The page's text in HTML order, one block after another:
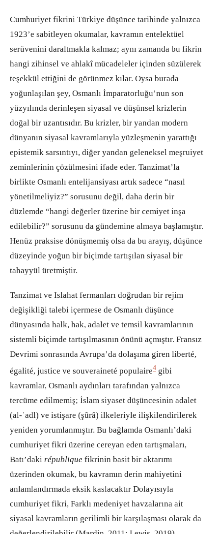
Cumhuriyet fikrini Türkiye düşünce tarihinde yalnızca
1923’e sabitleyen okumalar, kavramın entelektüel
serüvenini daraltmakla kalmaz; aynı zamanda bu fikrin
hangi zihinsel ve ahlakî mücadeleler içinden süzülerek
teşekkül ettiğini de görünmez kılar. Oysa burada
yoğunlaşılan şey, Osmanlı İmparatorluğu’nun son
yüzyılında derinleşen siyasal ve düşünsel krizlerin
doğal bir uzantısıdır. Bu krizler, bir yandan modern
dünyanın siyasal kavramlarıyla yüzleşmenin yarattığı
epistemik sarsıntıyı, diğer yandan geleneksel meşruiyet
zeminlerinin çözülmesini ifade eder. Tanzimat’la
birlikte Osmanlı entelijansiyası artık sadece “nasıl
yönetilmeliyiz?” sorusunu değil, daha derin bir
düzlemde “hangi değerler üzerine bir cemiyet inşa
edilebilir?” sorusunu da gündemine almaya başlamıştır.
Henüz praksise dönüşmemiş olsa da bu arayış, düşünce
düzeyinde yoğun bir biçimde tartışılan siyasal bir
tahayyül üretmiştir.
Tanzimat ve Islahat fermanları doğrudan bir rejim
değişikliği talebi içermese de Osmanlı düşünce
dünyasında halk, hak, adalet ve temsil kavramlarının
sistemli biçimde tartışılmasının önünü açmıştır. Fransız
Devrimi sonrasında Avrupa’da dolaşıma giren liberté,
égalité, justice ve souveraineté populaire4 gibi
kavramlar, Osmanlı aydınları tarafından yalnızca
tercüme edilmemiş; İslam siyaset düşüncesinin adalet
(al-ʿadl) ve istişare (şûrâ) ilkeleriyle ilişkilendirilerek
yeniden yorumlanmıştır. Bu bağlamda Osmanlı’daki
cumhuriyet fikri üzerine cereyan eden tartışmaları,
Batı’daki république fikrinin basit bir aktarımı
üzerinden okumak, bu kavramın derin mahiyetini
anlamlandırmada eksik kaslacaktır Dolayısıyla
cumhuriyet fikri, Farklı medeniyet havzalarına ait
siyasal kavramların gerilimli bir karşılaşması olarak da